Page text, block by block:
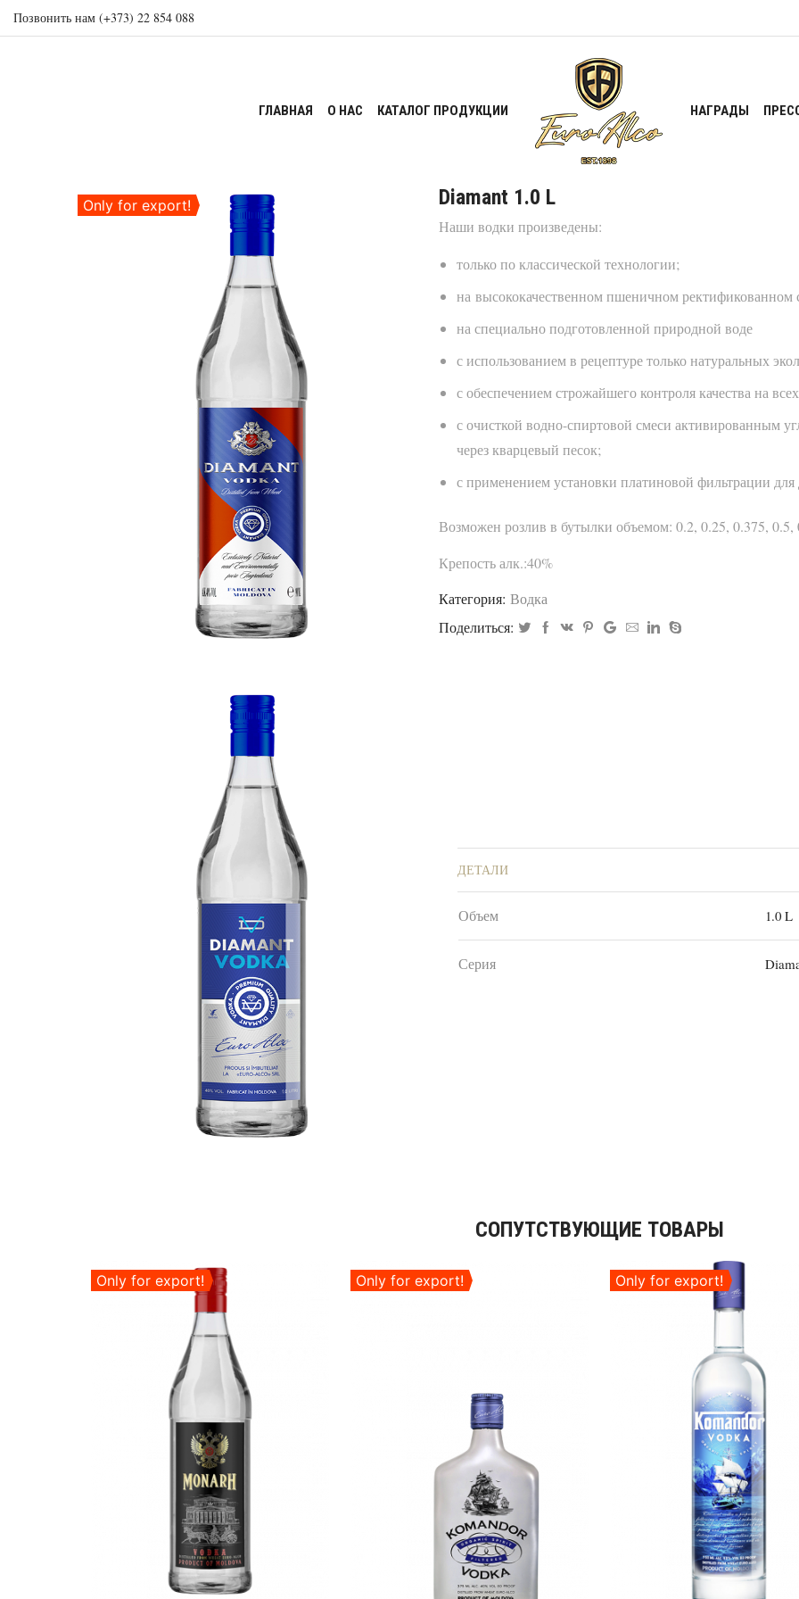
Позвонить нам (+373) 22 854 088
ГЛАВНАЯ О НАС КАТАЛОГ ПРОДУКЦИИ НАГРАДЫ
Only for export! Diamant 1.0 L
Наши водки произведены:
только по классической технологии;
на высококачественном пшеничном ректификованном
на специально подготовленной природной воде
с использованием в рецептуре только натуральных
с обеспечением строжайшего контроля качества на
с очисткой водно-спиртовой смеси активированным
через кварцевый песок;
с применением установки платиновой фильтрации
Возможен розлив в бутылки объемом: 0.2, 0.25, 0.375, 0.5,
Крепость алк.:40%
Категория: Водка
Поделиться:
ДЕТАЛИ
Объем 1.0 L
Серия
СОПУТСТВУЮЩИЕ ТОВАРЫ
Only for export! Only for export! Only for export!